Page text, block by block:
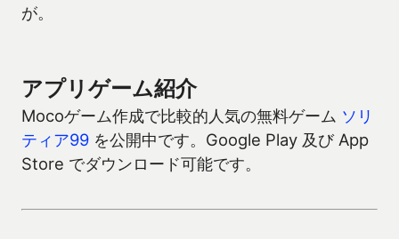
が。
アプリゲーム紹介
Mocoゲーム作成で比較的人気の無料ゲーム ソリ
ティア99 を公開中です。Google Play 及び App
Store でダウンロード可能です。